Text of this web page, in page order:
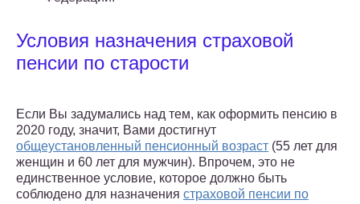
Условия назначения страховой
пенсии по старости
Если Вы задумались над тем, как оформить пенсию в
2020 году, значит, Вами достигнут
общеустановленный пенсионный возраст (55 лет для
женщин и 60 лет для мужчин). Впрочем, это не
единственное условие, которое должно быть
соблюдено для назначения страховой пенсии по